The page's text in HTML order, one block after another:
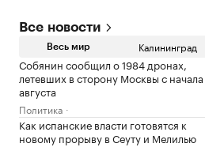
Все новости
Весь мир Калининград
Собянин сообщил о 1984 дронах,
летевших в сторону Москвы с начала
августа
Политика
Как испанские власти готовятся к
новому прорыву в Сеуту и Мелилью